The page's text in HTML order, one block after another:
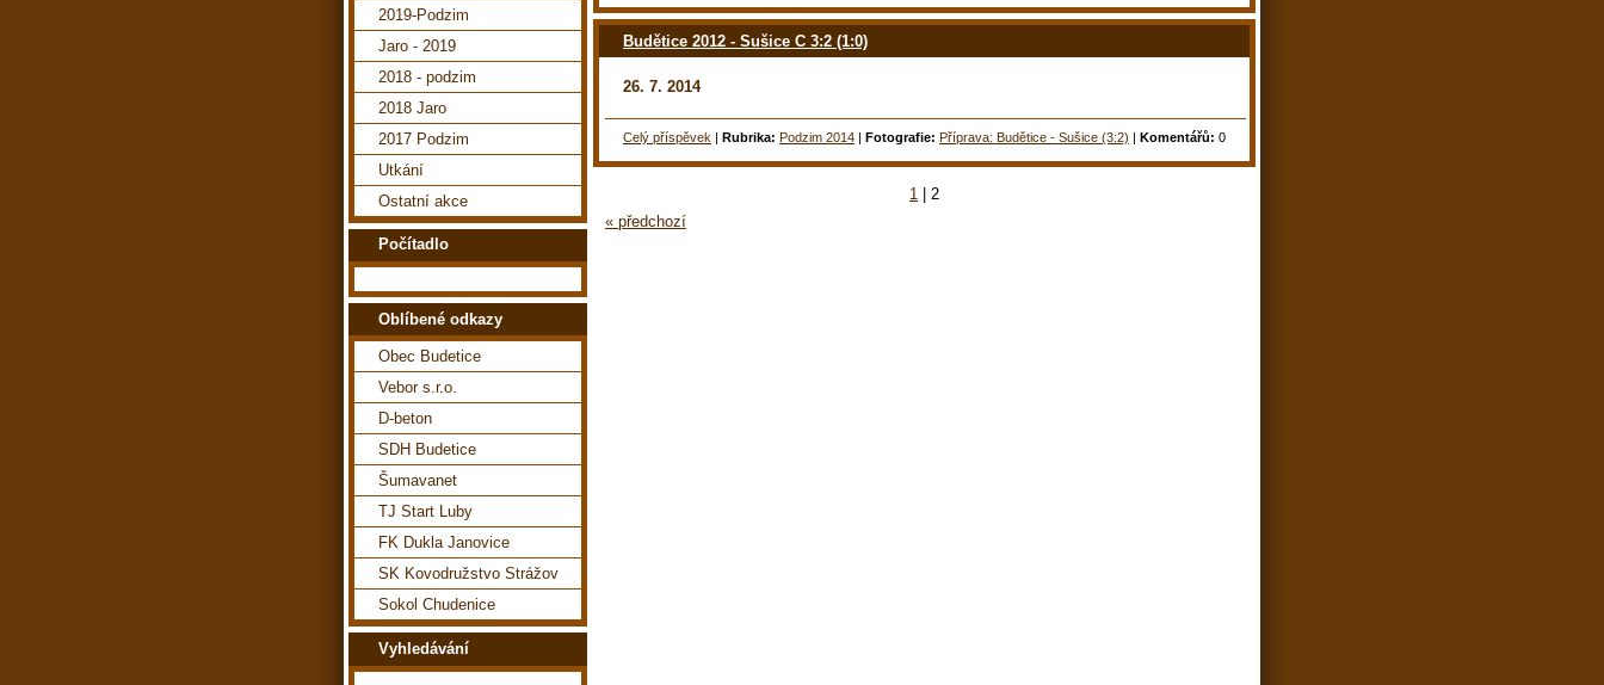
Budětice 2012 - Sušice C 3:2 (1:0)
26. 7. 2014
Celý příspěvek | Rubrika: Podzim 2014 | Fotografie: Příprava: Budětice - Sušice (3:2) | Komentářů: 0
« předchozí
1 2
2019-Podzim
Jaro - 2019
2018 - podzim
2018 Jaro
2017 Podzim
Utkání
Ostatní akce
Počítadlo
Oblíbené odkazy
Obec Budetice
Vebor s.r.o.
D-beton
SDH Budetice
Šumavanet
TJ Start Luby
FK Dukla Janovice
SK Kovodružstvo Strážov
Sokol Chudenice
Vyhledávání